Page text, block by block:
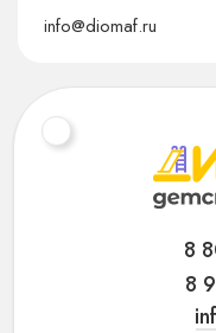
info@diomaf.ru
8
8